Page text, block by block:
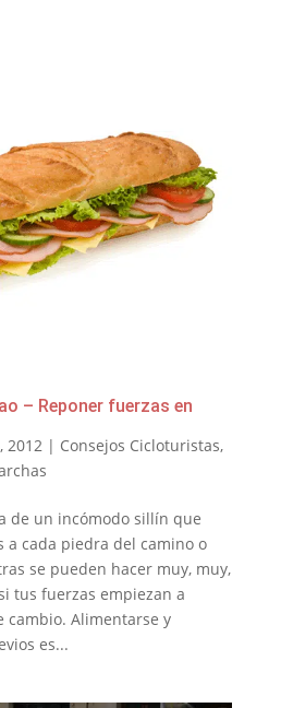
– Reponer fuerzas en
2012| Consejos Cicloturistas,
de un incómodo sillín que
a cada piedra del camino o
se pueden hacer muy, muy,
tus fuerzas empiezan a
cambio. Alimentarse y
es...